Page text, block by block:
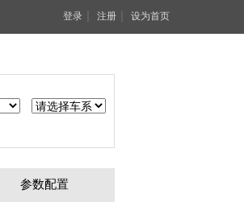
登录 注册 设为首页
参数配置